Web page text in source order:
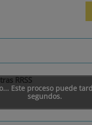
Este proceso puede
segundos.
RRSS